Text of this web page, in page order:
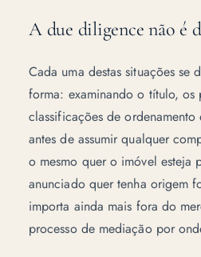
A due diligence não é
Cada uma destas situações se
forma: examinando o título, os
classificações de
antes de assumir qualquer
o mesmo quer o imóvel esteja
anunciado quer tenha origem
importa ainda mais fora do
processo de mediação por